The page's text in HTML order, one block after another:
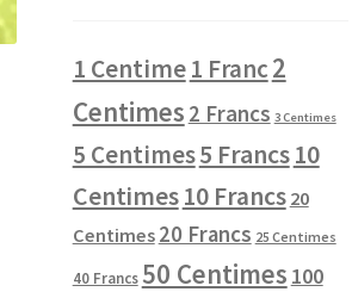
1 Centime1 Franc2
Centimes 2 Francs 3 Centimes
5 Centimes5 Francs10
Centimes10 Francs 20
Centimes 20 Francs 25 Centimes
40 Francs 50 Centimes 100